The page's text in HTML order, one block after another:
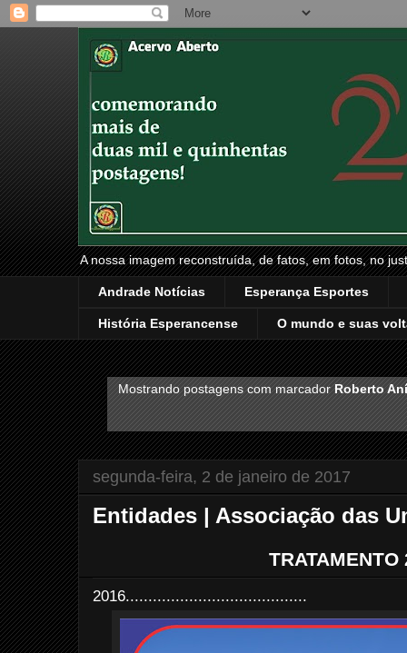
A nossa imagem reconstruída, de fatos, em fotos, no
Andrade Notícias Esperança Esportes
História Esperancense O mundo e suas
Mostrando postagens com marcadorRoberto
segunda-feira, 2 de janeiro de 2017
Entidades | Associação das
TRATAMENTO
2016........................................